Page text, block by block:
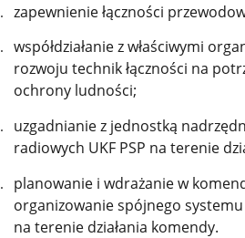
zapewnienie łączności
współdziałanie z właściwymi
rozwoju technik łączności na
ochrony ludności;
uzgadnianie z jednostką
radiowych UKF PSP na terenie
planowanie i wdrażanie w
organizowanie spójnego
na terenie działania komendy.